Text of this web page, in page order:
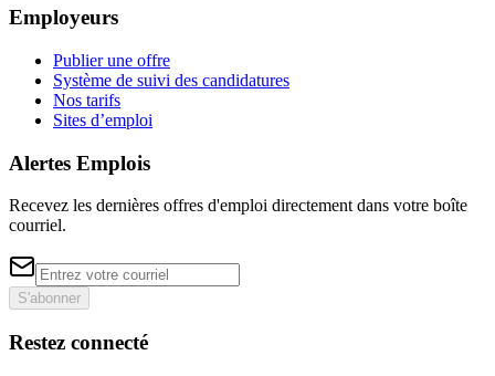
Employeurs
Publier une offre
Système de suivi des candidatures
Nos tarifs
Sites d’emploi
Alertes Emplois
Recevez les dernières offres d'emploi directement dans votre boîte
courriel.
S'abonner
Restez connecté